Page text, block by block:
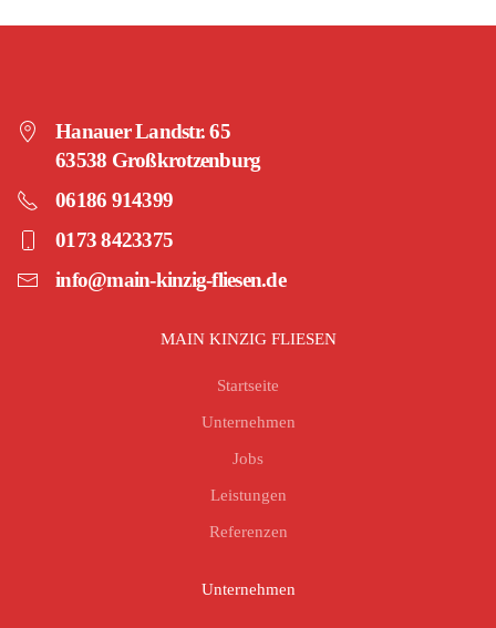
Hanauer Landstr. 65
63538 Großkrotzenburg
06186 914399
0173 8423375
info@main-kinzig-fliesen.de
MAIN KINZIG FLIESEN
Startseite
Unternehmen
Jobs
Leistungen
Referenzen
Unternehmen